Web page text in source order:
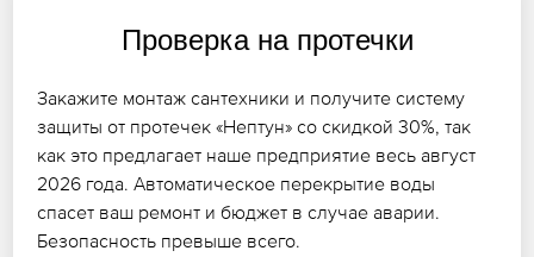
Проверка на протечки
Закажите монтаж сантехники и получите систему
защиты от протечек «Нептун» со скидкой 30%, так
как это предлагает наше предприятие весь август
2026 года. Автоматическое перекрытие воды
спасет ваш ремонт и бюджет в случае аварии.
Безопасность превыше всего.